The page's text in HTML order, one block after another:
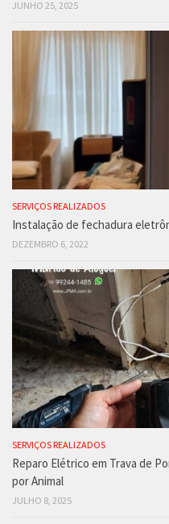
JUNHO 25, 2025
SERVIÇOS REALIZADOS
Instalação de fechadura
DEZEMBRO 6, 2022
SERVIÇOS REALIZADOS
Reparo Elétrico em Trava de
por Animal
JULHO 8, 2025